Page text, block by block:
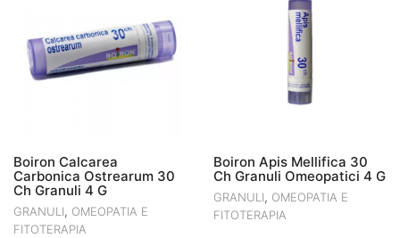
Boiron Calcarea
Carbonica Ostrearum 30
Ch Granuli 4 G
GRANULI, OMEOPATIA E
FITOTERAPIA
Boiron Apis Mellifica 30
Ch Granuli Omeopatici 4 G
GRANULI, OMEOPATIA E
FITOTERAPIA